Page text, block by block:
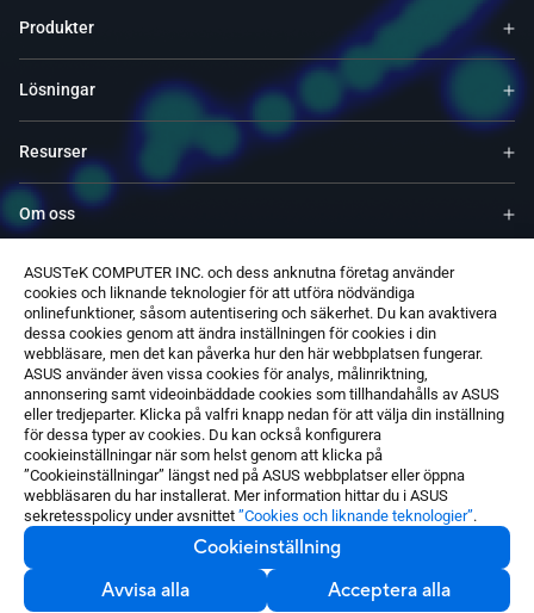
ASUSTeK COMPUTER INC. och dess anknutna företag använder
cookies och liknande teknologier för att utföra nödvändiga
onlinefunktioner, såsom autentisering och säkerhet. Du kan avaktivera
dessa cookies genom att ändra inställningen för cookies i din
webbläsare, men det kan påverka hur den här webbplatsen fungerar.
ASUS använder även vissa cookies för analys, målinriktning,
annonsering samt videoinbäddade cookies som tillhandahålls av ASUS
eller tredjeparter. Klicka på valfri knapp nedan för att välja din inställning
för dessa typer av cookies. Du kan också konfigurera
cookieinställningar när som helst genom att klicka på
”Cookieinställningar” längst ned på ASUS webbplatser eller öppna
webbläsaren du har installerat. Mer information hittar du i ASUS
sekretesspolicy under avsnittet ”Cookies och liknande teknologier”.
Cookieinställning
Avvisa alla
Acceptera alla
Produkter
Lösningar
Resurser
Om oss
Service & Program
Support
Software
©ASUSTeK Computer Inc. Med ensamrätt.
Meddelande om användarvillkor
Sekretesspolicy Cookieinställning
Kontakta oss